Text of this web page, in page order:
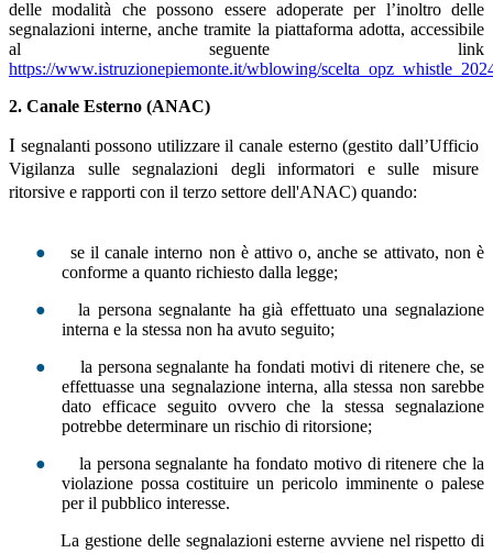
delle modalità che possono essere adoperate per l’inoltro delle
segnalazioni interne, anche tramite la piattaforma adotta, accessibile
al seguente link
https://www.istruzionepiemonte.it/wblowing/
2. Canale Esterno (ANAC)
I segnalanti possono utilizzare il canale esterno (gestito dall’Ufficio
Vigilanza sulle segnalazioni degli informatori e sulle misure
ritorsive e rapporti con il terzo settore dell'ANAC) quando:
●
se il canale interno non è attivo o, anche se attivato, non è
conforme a quanto richiesto dalla legge;
●
la persona segnalante ha già effettuato una segnalazione
interna e la stessa non ha avuto seguito;
●
la persona segnalante ha fondati motivi di ritenere che, se
effettuasse una segnalazione interna, alla stessa non sarebbe
dato efficace seguito ovvero che la stessa segnalazione
potrebbe determinare un rischio di ritorsione;
●
la persona segnalante ha fondato motivo di ritenere che la
violazione possa costituire un pericolo imminente o palese
per il pubblico interesse.
La gestione delle segnalazioni esterne avviene nel rispetto di